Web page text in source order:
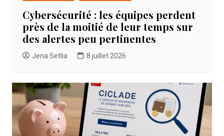
Cybersécurité : les équipes perdent
près de la moitié de leur temps sur
des alertes peu pertinentes
Jena Setlia 8 juillet 2026